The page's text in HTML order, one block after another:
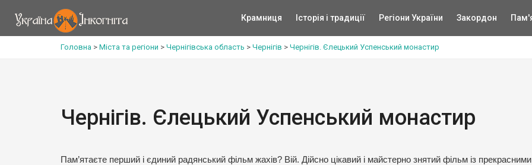
Крамниця Історія і традиції Регіони України Закордон
Головна > Міста та регіони > Чернігівська область > Чернігів > Чернігів. Єлецький Успенський монастир
Чернігів. Єлецький Успенський монастир
Пам’ятаєте перший і єдиний радянський фільм жахів? Вій. Дійсно цікавий і майстерно знятий фільм із прекрасними